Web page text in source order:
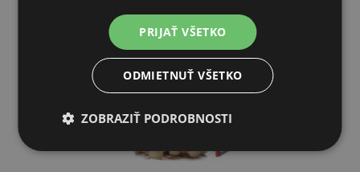
PRIJAŤ VŠETKO
ODMIETNUŤ VŠETKO
ZOBRAZIŤ PODROBNOSTI